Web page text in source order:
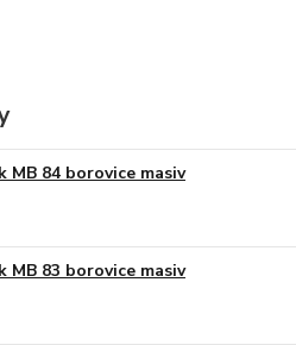
MB 84 borovice masiv
MB 83 borovice masiv